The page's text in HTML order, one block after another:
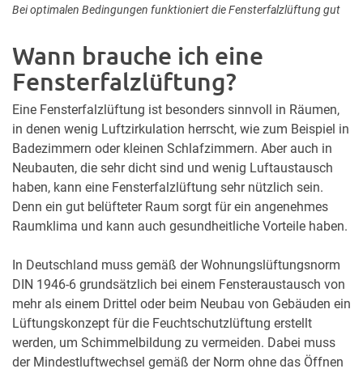
Bei optimalen Bedingungen funktioniert die Fensterfalzlüftung gut
Wann brauche ich eine
Fensterfalzlüftung?
Eine Fensterfalzlüftung ist besonders sinnvoll in Räumen,
in denen wenig Luftzirkulation herrscht, wie zum Beispiel in
Badezimmern oder kleinen Schlafzimmern. Aber auch in
Neubauten, die sehr dicht sind und wenig Luftaustausch
haben, kann eine Fensterfalzlüftung sehr nützlich sein.
Denn ein gut belüfteter Raum sorgt für ein angenehmes
Raumklima und kann auch gesundheitliche Vorteile haben.
In Deutschland muss gemäß der Wohnungslüftungsnorm
DIN 1946-6 grundsätzlich bei einem Fensteraustausch von
mehr als einem Drittel oder beim Neubau von Gebäuden ein
Lüftungskonzept für die Feuchtschutzlüftung erstellt
werden, um Schimmelbildung zu vermeiden. Dabei muss
der Mindestluftwechsel gemäß der Norm ohne das Öffnen